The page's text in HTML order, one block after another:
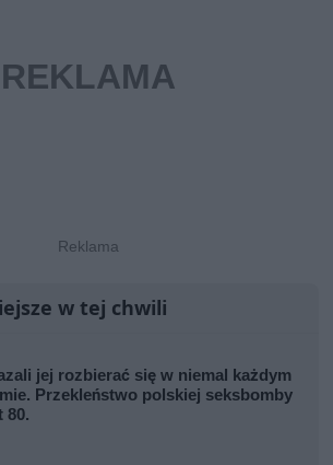
w tej chwili
jej rozbierać się w niemal każdym
Przekleństwo polskiej seksbomby
80.